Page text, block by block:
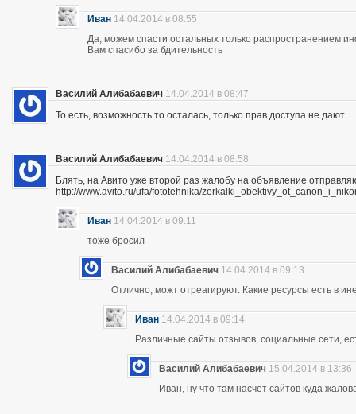
Иван 14.04.2014 в 08:55
Да, можем спасти остальных только распространением
Вам спасибо за бдительность
Василий Алибабаевич 14.04.2014 в 08:47
То есть, возможность то осталась, только прав доступа не дают
Василий Алибабаевич 14.04.2014 в 08:58
Блять, на Авито уже второй раз жалобу на объявление
http://www.avito.ru/ufa/fototehnika/
Иван 14.04.2014 в 09:11
тоже бросил
Василий Алибабаевич 14.04.2014 в 09:13
Отлично, можт отреагируют. Какие ресурсы есть в
Иван 14.04.2014 в 09:14
Различные сайты отзывов, социальные сети,
Василий Алибабаевич 15.04.2014 в 13:36
Иван, ну что там насчет сайтов куда